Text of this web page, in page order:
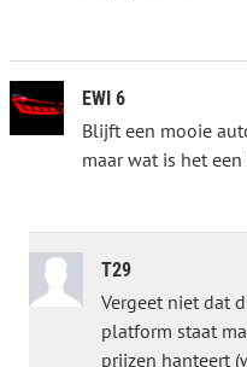
EWI 6
Blijft een mooie
maar wat is het
T29
Vergeet niet dat
platform staat
prijzen hanteert